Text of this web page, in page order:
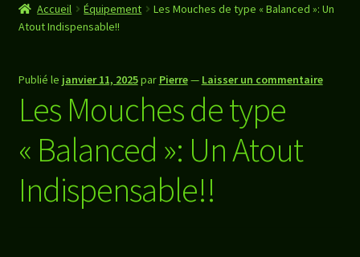
Boutique
Panier
Valider Commande
Accueil Équipement
Les Mouches de type « Balanced »: Un
Atout Indispensable!!
Publié le janvier 11, 2025par Pierre— Laisser un commentaire
Les Mouches de type
« Balanced »: Un Atout
Indispensable!!